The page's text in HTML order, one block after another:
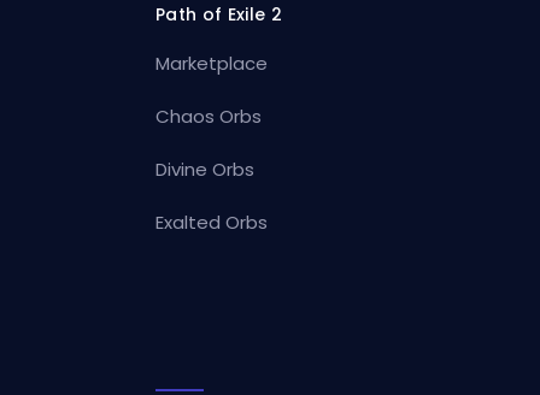
Path of Exile 2
Marketplace
Chaos Orbs
Divine Orbs
Exalted Orbs